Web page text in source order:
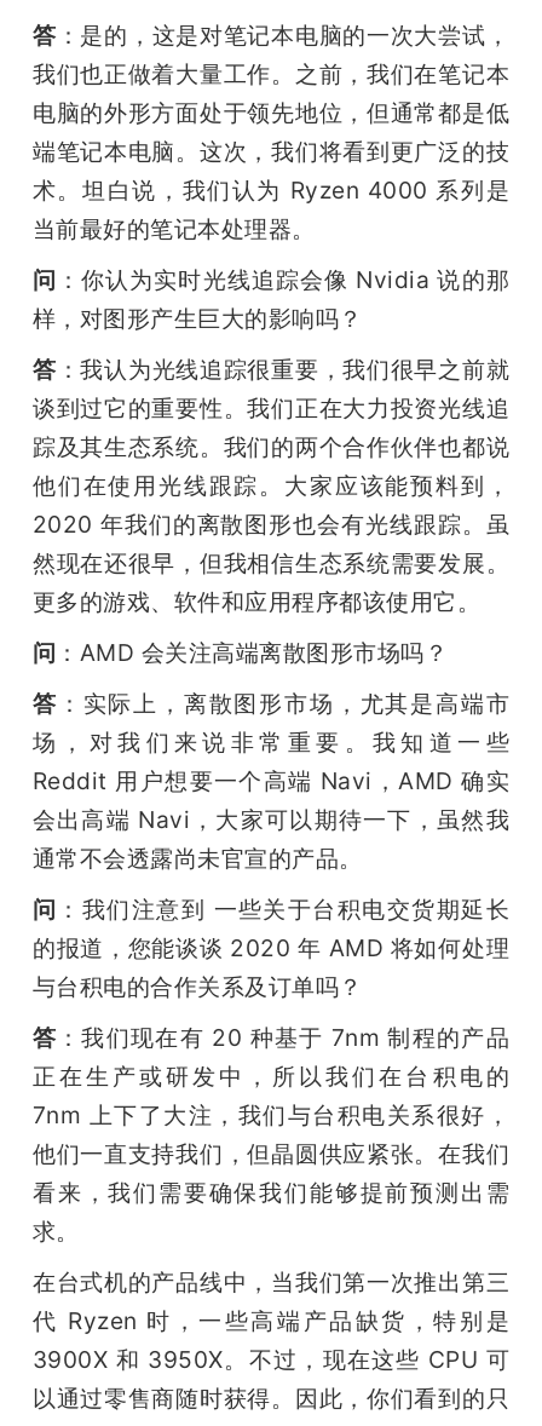
答 ：是的，这是对笔记本电脑的一次大尝试，
我们也正做着大量工作。之前，我们在笔记本
电脑的外形方面处于领先地位，但通常都是低
端笔记本电脑。这次，我们将看到更广泛的技
术。坦白说，我们认为 Ryzen 4000 系列是
当前最好的笔记本处理器。
问 ：你认为实时光线追踪会像 Nvidia 说的那
样，对图形产生巨大的影响吗？
答 ：我认为光线追踪很重要，我们很早之前就
谈到过它的重要性。我们正在大力投资光线追
踪及其生态系统。我们的两个合作伙伴也都说
他们在使用光线跟踪。大家应该能预料到，
2020 年我们的离散图形也会有光线跟踪。虽
然现在还很早，但我相信生态系统需要发展。
更多的游戏、软件和应用程序都该使用它。
问 ：AMD 会关注高端离散图形市场吗？
答 ：实际上，离散图形市场，尤其是高端市
场，对我们来说非常重要。我知道一些
Reddit 用户想要一个高端 Navi，AMD 确实
会出高端 Navi，大家可以期待一下，虽然我
通常不会透露尚未官宣的产品。
问 ：我们注意到 一些关于台积电交货期延长
的报道，您能谈谈 2020 年 AMD 将如何处理
与台积电的合作关系及订单吗？
答 ：我们现在有 20 种基于 7nm 制程的产品
正在生产或研发中，所以我们在台积电的
7nm 上下了大注，我们与台积电关系很好，
他们一直支持我们，但晶圆供应紧张。在我们
看来，我们需要确保我们能够提前预测出需
求。
在台式机的产品线中，当我们第一次推出第三
代 Ryzen 时，一些高端产品缺货，特别是
3900X 和 3950X。不过，现在这些 CPU 可
以通过零售商随时获得。因此，你们看到的只